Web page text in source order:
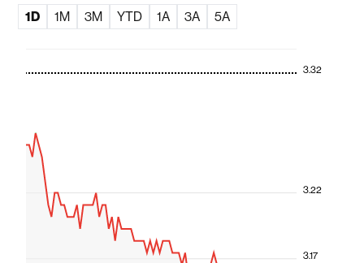
1D 1M 3M YTD 1A 3A 5A
3.17
3.22
3.32